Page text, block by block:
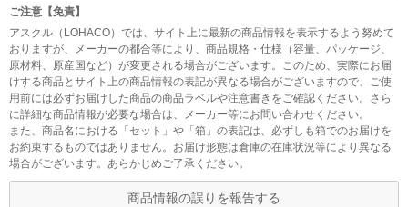
ご注意【免責】
アスクル（LOHACO）では、サイト上に最新の商品情報を表示するよう努めて
おりますが、メーカーの都合等により、商品規格・仕様（容量、パッケージ、
原材料、原産国など）が変更される場合がございます。このため、実際にお届
けする商品とサイト上の商品情報の表記が異なる場合がございますので、ご使
用前には必ずお届けした商品の商品ラベルや注意書きをご確認ください。さら
に詳細な商品情報が必要な場合は、メーカー等にお問い合わせください。
また、商品名における「セット」や「箱」の表記は、必ずしも箱でのお届けを
お約束するものではありません。お届け形態は倉庫の在庫状況等により異なる
場合がございます。あらかじめご了承ください。
商品情報の誤りを報告する